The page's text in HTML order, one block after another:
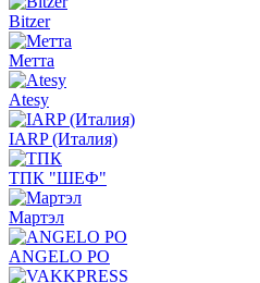
Bitzer
Метта
Atesy
IARP (Италия)
ТПК "ШЕФ"
Мартэл
ANGELO PO